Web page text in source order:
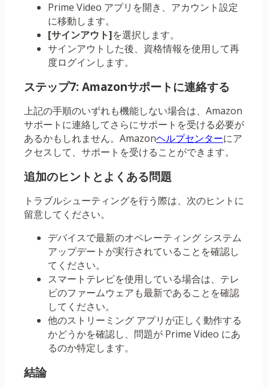
Prime Video アプリを開き、アカウント設定
に移動します。
[サインアウト]を選択します。
サインアウトした後、資格情報を使用して再
度ログインします。
ステップ7: Amazonサポートに連絡する
上記の手順のいずれも機能しない場合は、Amazon
サポートに連絡してさらにサポートを受ける必要が
あるかもしれません。Amazonヘルプセンターにア
クセスして、サポートを受けることができます。
追加のヒントとよくある問題
トラブルシューティングを行う際は、次のヒントに
留意してください。
デバイスで最新のオペレーティング システム
アップデートが実行されていることを確認し
てください。
スマートテレビを使用している場合は、テレ
ビのファームウェアも最新であることを確認
してください。
他のストリーミング アプリが正しく動作する
かどうかを確認し、問題が Prime Video にあ
るのか特定します。
結論